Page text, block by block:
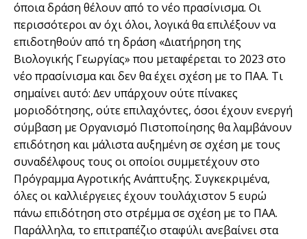
όποια δράση θέλουν από το νέο πρασίνισµα. Οι
περισσότεροι αν όχι όλοι, λογικά θα επιλέξουν να
επιδοτηθούν από τη δράση «∆ιατήρηση της
Βιολογικής Γεωργίας» που µεταφέρεται το 2023 στο
νέο πρασίνισµα και δεν θα έχει σχέση µε το ΠΑΑ. Τι
σηµαίνει αυτό: ∆εν υπάρχουν ούτε πίνακες
µοριοδότησης, ούτε επιλαχόντες, όσοι έχουν ενεργή
σύµβαση µε Οργανισµό Πιστοποίησης θα λαµβάνουν
επιδότηση και µάλιστα αυξηµένη σε σχέση µε τους
συναδέλφους τους οι οποίοι συµµετέχουν στο
Πρόγραµµα Αγροτικής Ανάπτυξης. Συγκεκριµένα,
όλες οι καλλιέργειες έχουν τουλάχιστον 5 ευρώ
πάνω επιδότηση στο στρέµµα σε σχέση µε το ΠΑΑ.
Παράλληλα, το επιτραπέζιο σταφύλι ανεβαίνει στα